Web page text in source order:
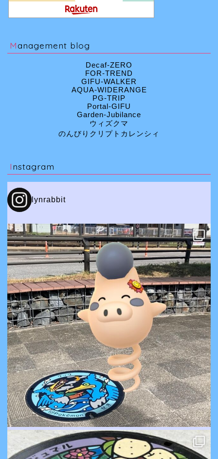
Management blog
Decaf-ZERO
FOR-TREND
GIFU-WALKER
AQUA-WIDERANGE
PG-TRIP
Portal-GIFU
Garden-Jubilance
ウィズクマ
のんびりクリプトカレンシィ
Instagram
lynrabbit